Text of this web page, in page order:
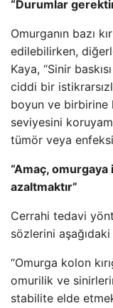
“Durumlar
Omurganın bazı
edilebilirken,
Kaya, “Sinir
ciddi bir
boyun ve birbirine
seviyesini
tümör veya
“Amaç, omurgaya
azaltmaktır”
Cerrahi tedavi
sözlerini
“Omurga kolon
omurilik ve
stabilite elde